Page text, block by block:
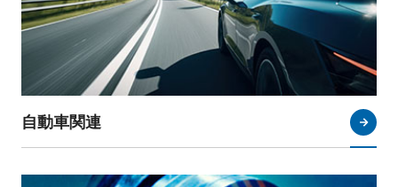
自動車関連